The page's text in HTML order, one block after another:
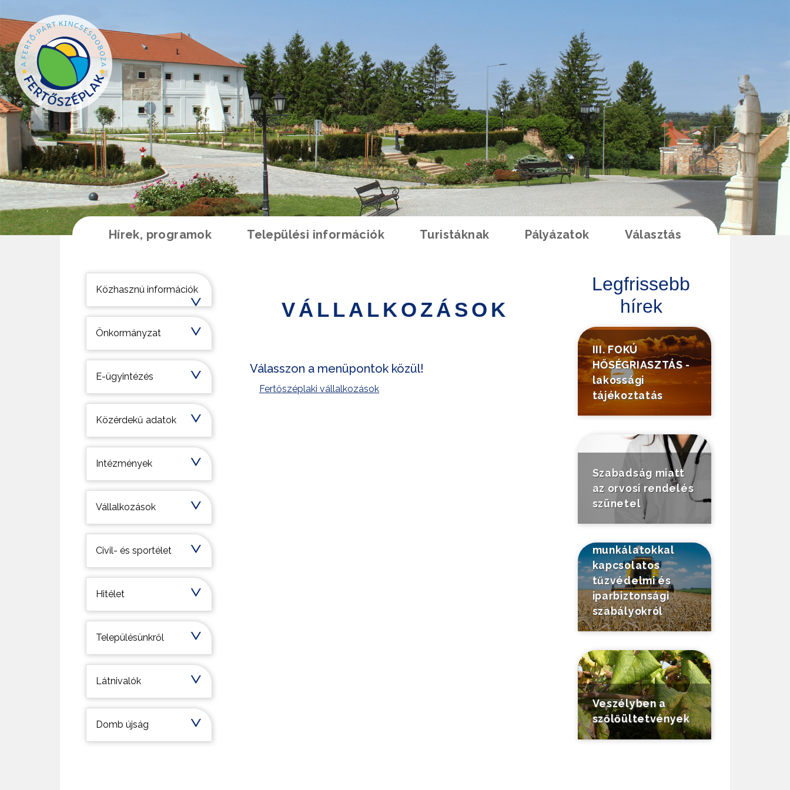
Hírek, programok Települési információk Turistáknak Pályázatok Választás
Települési információk
Közhasznú információk
Önkormányzat
E-ügyintézés
Közérdekű adatok
Intézmények
Vállalkozások
Civil- és sportélet
Hitélet
Településünkről
Látnivalók
Domb újság
VÁLLALKOZÁSOK
Válasszon a menüpontok közül!
Fertőszéplaki vállalkozások
Legfrissebb
hírek
III. FOKÚ
HŐSÉGRIASZTÁS -
lakossági
tájékoztatás
Szabadság miatt
az orvosi rendelés
szünetel
Tájékoztató a
munkálatokkal
kapcsolatos
tűzvédelmi és
iparbiztonsági
szabályokról
Veszélyben a
szőlőültetvények